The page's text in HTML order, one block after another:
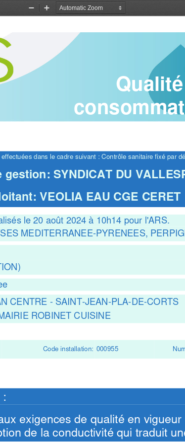
Zoom
Zoom
dans le cadre suivant : Contrôle sanitaire fixé par
gestion: SYNDICAT DU
VEOLIA EAU CGE CERET
le 20 août 2024 à 10h14 pour l'ARS.
MEDITERRANEE-PYRENEES,
CENTRE - SAINT-JEAN-PLA-DE-CORTS
ROBINET CUISINE
Code installation: 000955
:
exigences de qualité en
de la conductivité qui traduit